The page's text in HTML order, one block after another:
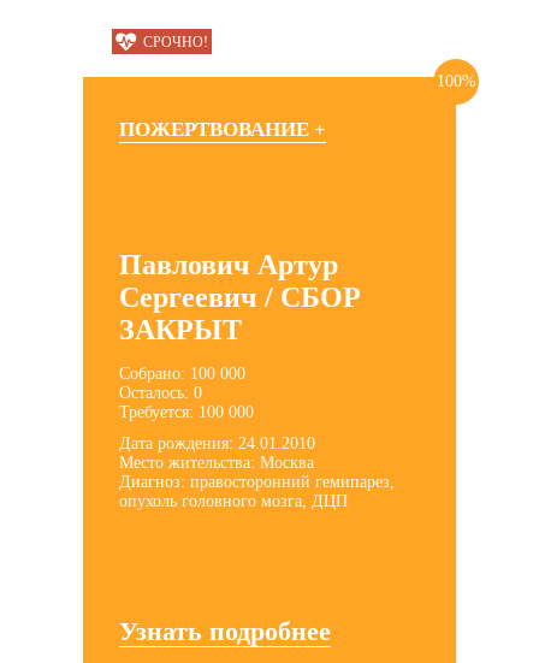
СРОЧНО!
100%
ПОЖЕРТВОВАНИЕ +
Павлович Артур
Сергеевич / СБОР
ЗАКРЫТ
Собрано: 100 000
Осталось: 0
Требуется: 100 000
Дата рождения: 24.01.2010
Место жительства: Москва
Диагноз: правосторонний гемипарез,
опухоль головного мозга, ДЦП
Узнать подробнее